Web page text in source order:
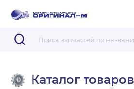
Каталог товаров